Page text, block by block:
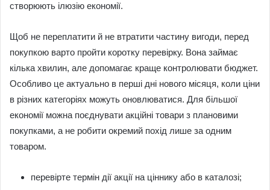
створюють ілюзію економії.
Щоб не переплатити й не втратити частину вигоди, перед
покупкою варто пройти коротку перевірку. Вона займає
кілька хвилин, але допомагає краще контролювати бюджет.
Особливо це актуально в перші дні нового місяця, коли ціни
в різних категоріях можуть оновлюватися. Для більшої
економії можна поєднувати акційні товари з плановими
покупками, а не робити окремий похід лише за одним
товаром.
перевірте термін дії акції на ціннику або в каталозі;